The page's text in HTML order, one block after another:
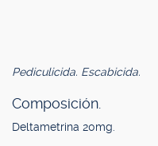
Pediculicida. Escabicida.
Composición.
Deltametrina 20mg.